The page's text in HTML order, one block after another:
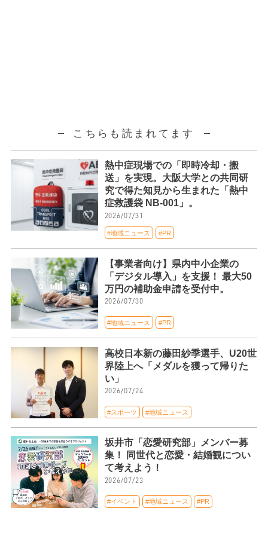
こちらも読まれてます
熱中症現場での「即時冷却・搬
送」を実現。大阪大学との共同研
究で得た知見から生まれた「熱中
症救護袋 NB-001」。
2026/07/31
#地域ニュース #PR
【事業者向け】県内中小企業の
「デジタル導入」を支援！ 最大50
万円の補助金申請を受付中。
2026/07/30
#地域ニュース #PR
高校日本新の藤田紗季選手、U20世
界陸上へ「メダルを獲って帰りた
い」
2026/07/24
#スポーツ #地域ニュース
坂井市「恋愛研究部」メンバー募
集！ 同世代と恋愛・結婚観につい
て考えよう！
2026/07/23
#イベント #地域ニュース #PR